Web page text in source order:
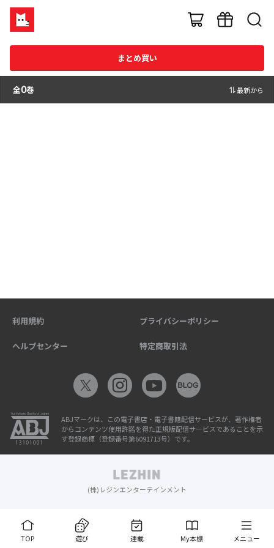
まとめ買い
全0巻 最新から
TOP 遊び 連載 My本棚 メニュー
利用規約 プライバシーポリシー
ヘルプセンター 特定商取引法
ABJマークは、この電子書店・電子書籍配信サービスが、著作権者
からコンテンツ使用許諾を得た正規版配信サービスであることを示
す登録商標（登録番号第6091713号）です。
(株)レジンエンターテインメント